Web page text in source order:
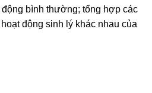
động bình thường; tổng hợp các
động sinh lý khác nhau của